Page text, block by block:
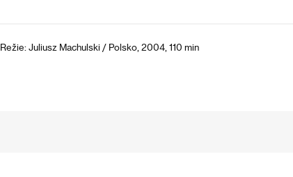
Režie: Juliusz Machulski / Polsko, 2004, 110 min